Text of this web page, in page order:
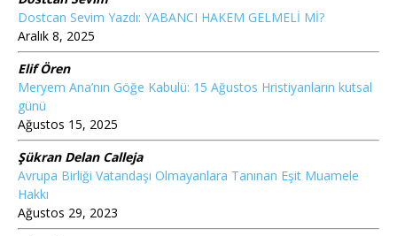
Dostcan Sevim Yazdı: YABANCI HAKEM GELMELİ Mİ?
Aralık 8, 2025
Elif Ören
Meryem Ana’nın Göğe Kabulü: 15 Ağustos Hristiyanların kutsal
günü
Ağustos 15, 2025
Şükran Delan Calleja
Avrupa Birliği Vatandaşı Olmayanlara Tanınan Eşit Muamele
Hakkı
Ağustos 29, 2023